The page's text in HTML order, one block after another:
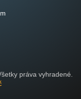
práva vyhradené.